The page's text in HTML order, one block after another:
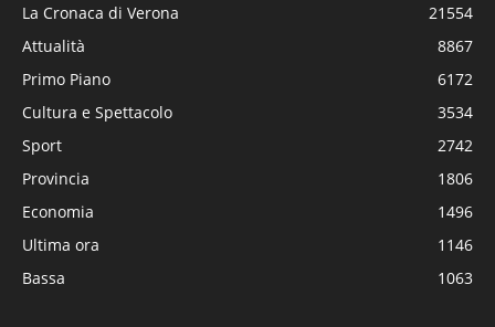
La Cronaca di Verona
21554
Attualità
8867
Primo Piano
6172
Cultura e Spettacolo
3534
Sport
2742
Provincia
1806
Economia
1496
Ultima ora
1146
Bassa
1063